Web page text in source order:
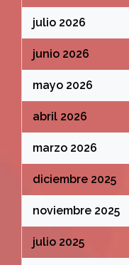
julio 2026
junio 2026
mayo 2026
abril 2026
marzo 2026
diciembre 2025
noviembre 2025
julio 2025